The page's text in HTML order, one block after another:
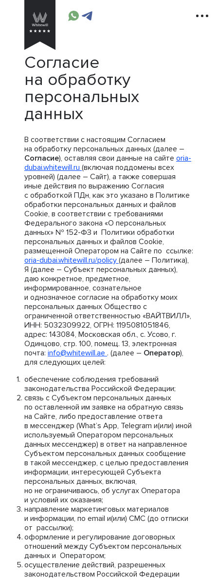
Согласие
на обработку
персональных
данных
В соответствии с настоящим Согласием
на обработку персональных данных (далее –
Согласие), оставляя свои данные на сайте oria-
dubai.whitewill.ru (включая поддомены всех
уровней) (далее – Сайт), а также совершая
иные действия по выражению Согласия
с обработкой ПДн, как это указано в Политике
обработки персональных данных и файлов
Cookie, в соответствии с требованиями
Федерального закона «О персональных
данных» № 152-ФЗ и Политики обработки
персональных данных и файлов Cookie,
размещенной Оператором на Сайте по ссылке:
oria-dubai.whitewill.ru/policy (далее – Политика),
Я (далее – Субъект персональных данных),
даю конкретное, предметное,
информированное, сознательное
и однозначное согласие на обработку моих
персональных данных Общество с
ограниченной ответственностью «ВАЙТВИЛЛ»,
ИНН: 5032309922, ОГРН: 1195081051846,
адрес: 143084, Московская обл., с. Усово, г.
Одинцово, стр. 100, помещ. 13, электронная
почта: info@whitewill.ae . (далее – Оператор),
для следующих целей:
обеспечение соблюдения требований
законодательства Российской Федерации;
связь с Субъектом персональных данных
по оставленной им заявке на обратную связь
на Сайте, либо предоставление ответа
в мессенджер (What’s App, Telegram и(или) иной
используемый Оператором персональных
данных мессенджер) в ответ на направленное
Субъектом персональных данных сообщение
в такой мессенджер, с целью предоставления
информации, интересующей Субъекта
персональных данных, включая,
но не ограничиваюсь, об услугах Оператора
и условий их оказания;
направление маркетинговых материалов
и информации, по email и(или) СМС (до отписки
от рассылки);
оформление и регулирование договорных
отношений между Субъектом персональных
данных и Оператором;
осуществление действий, разрешенных
законодательством Российской Федерации